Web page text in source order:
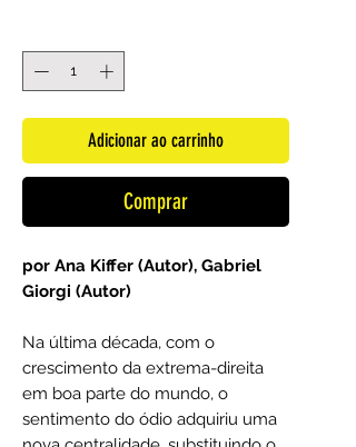
Adicionar ao carrinho
Comprar
por Ana Kiffer (Autor), Gabriel
Giorgi (Autor)
Na última década, com o
crescimento da extrema-direita
em boa parte do mundo, o
sentimento do ódio adquiriu uma